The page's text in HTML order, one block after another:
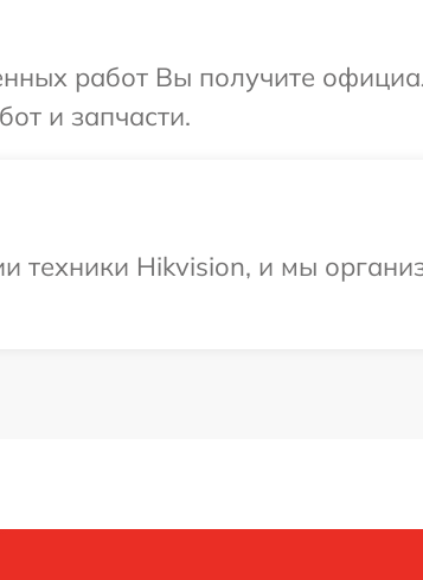
работ Вы получите
и запчасти.
техники Hikvision, и мы